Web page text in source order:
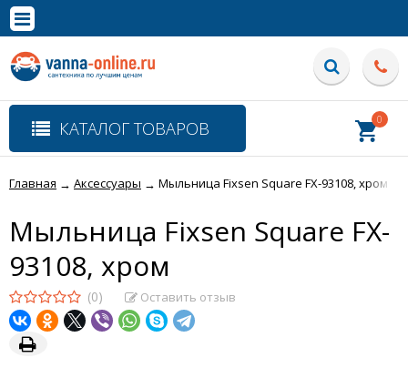
Полная версия сайта
КАТАЛОГ ТОВАРОВ 0
Главная → Аксессуары → Мыльница Fixsen Square FX-93108, хром
Мыльница Fixsen Square FX-
93108, хром
(0) Оставить отзыв